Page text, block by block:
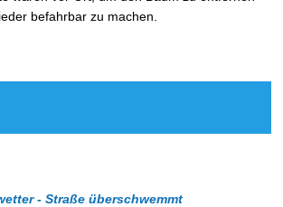
befahrbar zu machen.
- Straße überschwemmt